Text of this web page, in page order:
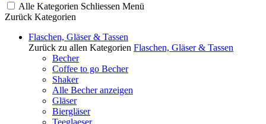
Alle Kategorien Schliessen Menü
Zurück Kategorien
Flaschen, Gläser & Tassen
Zurück zu allen Kategorien Flaschen, Gläser & Tassen
Becher
Coffee to go Becher
Shaker
Alle Becher anzeigen
Gläser
Biergläser
Teeglaeser